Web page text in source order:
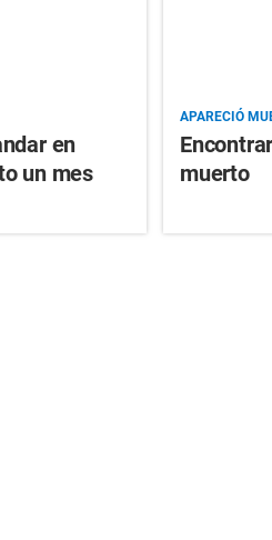
en
un mes
APARECIÓ
muerto